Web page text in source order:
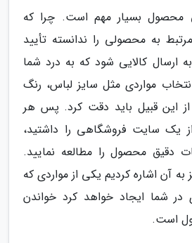
محصول بسیار مهم است. چرا که
به محصولی را ندانسته تأیید
ارسال کالایی شود که به درد شما
مواردی مثل سایز لباس، رنگ
این قبیل باید دقت کرد. پس هر
یک سایت فروشگاهی را داشتید،
دقیق محصول را مطالعه نمایید.
به آن اشاره کردیم یکی از مواردی که
شما ایجاد خواهد کرد خواندن
است.